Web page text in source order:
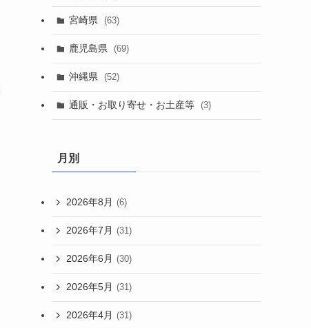
宮崎県 (63)
鹿児島県 (69)
沖縄県 (52)
通販・お取り寄せ・お土産等 (3)
月別
2026年8月 (6)
2026年7月 (31)
2026年6月 (30)
2026年5月 (31)
2026年4月 (31)